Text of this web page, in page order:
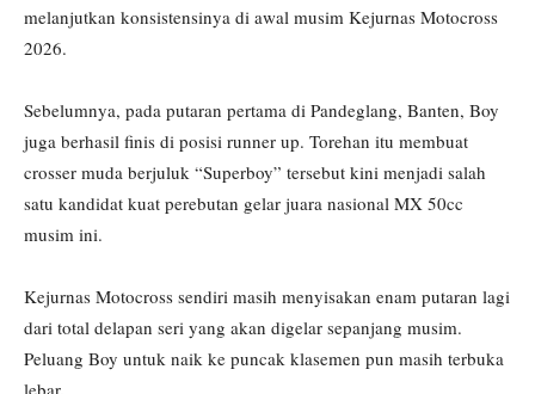
melanjutkan konsistensinya di awal musim Kejurnas Motocross
2026.
Sebelumnya, pada putaran pertama di Pandeglang, Banten, Boy
juga berhasil finis di posisi runner up. Torehan itu membuat
crosser muda berjuluk “Superboy” tersebut kini menjadi salah
satu kandidat kuat perebutan gelar juara nasional MX 50cc
musim ini.
Kejurnas Motocross sendiri masih menyisakan enam putaran lagi
dari total delapan seri yang akan digelar sepanjang musim.
Peluang Boy untuk naik ke puncak klasemen pun masih terbuka